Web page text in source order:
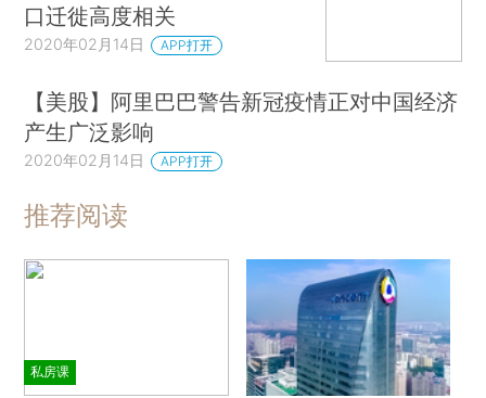
口迁徙高度相关
2020年02月14日 APP打开
【美股】阿里巴巴警告新冠疫情正对中国经济
产生广泛影响
2020年02月14日 APP打开
推荐阅读
私房课